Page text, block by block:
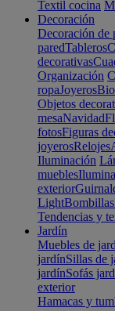
Textil cocina
Decoración
Decoración de
paredTableros
decorativas
Organización
ropaJoyeros
Objetos
mesaNavidad
fotosFiguras
joyerosRelojes
Iluminación
muebles
exterior
LightBombillas
Tendencias y
Jardín
Muebles de
jardínSillas de
jardínSofás
exterior
Hamacas y